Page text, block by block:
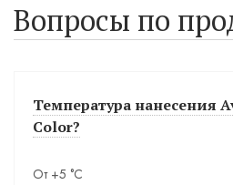
Вопросы по
Температура нанесения
Color?
От +5 °С